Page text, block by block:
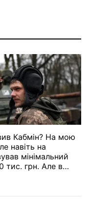
Кабмін? На мою
навіть на
мінімальний
тис. грн. Але в